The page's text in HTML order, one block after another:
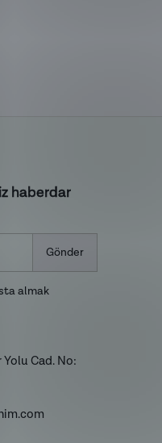
haberdar
Gönder
almak
Cad. No: